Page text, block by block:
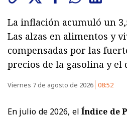
La inflación acumuló un
Las alzas en alimentos y
compensadas por las
precios de la gasolina y el
Viernes 7 de agosto de 2026 08:52
En julio de 2026, elÍndice de